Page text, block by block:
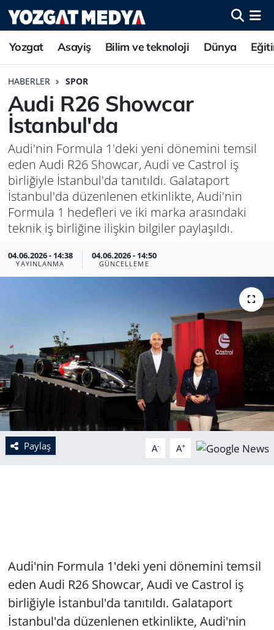
Yozgat Asayiş Bilim ve teknoloji Dünya
HABERLER SPOR
Audi R26 Showcar
İstanbul'da
Audi'nin Formula 1'deki yeni dönemini temsil
eden Audi R26 Showcar, Audi ve Castrol iş
birliğiyle İstanbul'da tanıtıldı. Galataport
İstanbul'da düzenlenen etkinlikte, Audi'nin
Formula 1 hedefleri ve iki marka arasındaki
teknik iş birliğine ilişkin bilgiler paylaşıldı.
04.06.2026 - 14:38
YAYINLANMA
04.06.2026 - 14:50
GÜNCELLEME
Paylaş A- A+
Audi'nin Formula 1'deki yeni dönemini temsil
eden Audi R26 Showcar, Audi ve Castrol iş
birliğiyle İstanbul'da tanıtıldı. Galataport
İstanbul'da düzenlenen etkinlikte, Audi'nin